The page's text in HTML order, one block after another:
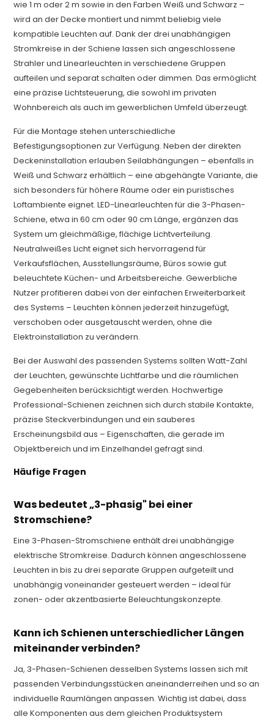
wie 1 m oder 2 m sowie in den Farben Weiß und Schwarz –
wird an der Decke montiert und nimmt beliebig viele
kompatible Leuchten auf. Dank der drei unabhängigen
Stromkreise in der Schiene lassen sich angeschlossene
Strahler und Linearleuchten in verschiedene Gruppen
aufteilen und separat schalten oder dimmen. Das ermöglicht
eine präzise Lichtsteuerung, die sowohl im privaten
Wohnbereich als auch im gewerblichen Umfeld überzeugt.
Für die Montage stehen unterschiedliche
Befestigungsoptionen zur Verfügung. Neben der direkten
Deckeninstallation erlauben Seilabhängungen – ebenfalls in
Weiß und Schwarz erhältlich – eine abgehängte Variante, die
sich besonders für höhere Räume oder ein puristisches
Loftambiente eignet. LED-Linearleuchten für die 3-Phasen-
Schiene, etwa in 60 cm oder 90 cm Länge, ergänzen das
System um gleichmäßige, flächige Lichtverteilung.
Neutralweißes Licht eignet sich hervorragend für
Verkaufsflächen, Ausstellungsräume, Büros sowie gut
beleuchtete Küchen- und Arbeitsbereiche. Gewerbliche
Nutzer profitieren dabei von der einfachen Erweiterbarkeit
des Systems – Leuchten können jederzeit hinzugefügt,
verschoben oder ausgetauscht werden, ohne die
Elektroinstallation zu verändern.
Bei der Auswahl des passenden Systems sollten Watt-Zahl
der Leuchten, gewünschte Lichtfarbe und die räumlichen
Gegebenheiten berücksichtigt werden. Hochwertige
Professional-Schienen zeichnen sich durch stabile Kontakte,
präzise Steckverbindungen und ein sauberes
Erscheinungsbild aus – Eigenschaften, die gerade im
Objektbereich und im Einzelhandel gefragt sind.
Häufige Fragen
Was bedeutet „3-phasig" bei einer
Stromschiene?
Eine 3-Phasen-Stromschiene enthält drei unabhängige
elektrische Stromkreise. Dadurch können angeschlossene
Leuchten in bis zu drei separate Gruppen aufgeteilt und
unabhängig voneinander gesteuert werden – ideal für
zonen- oder akzentbasierte Beleuchtungskonzepte.
Kann ich Schienen unterschiedlicher Längen
miteinander verbinden?
Ja, 3-Phasen-Schienen desselben Systems lassen sich mit
passenden Verbindungsstücken aneinanderreihen und so an
individuelle Raumlängen anpassen. Wichtig ist dabei, dass
alle Komponenten aus dem gleichen Produktsystem